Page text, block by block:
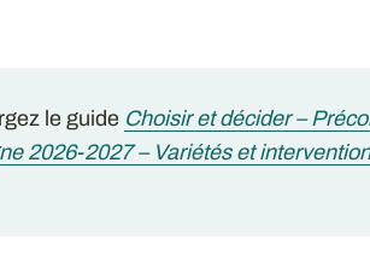
le guide Choisir et décider –
2026-2027 – Variétés et